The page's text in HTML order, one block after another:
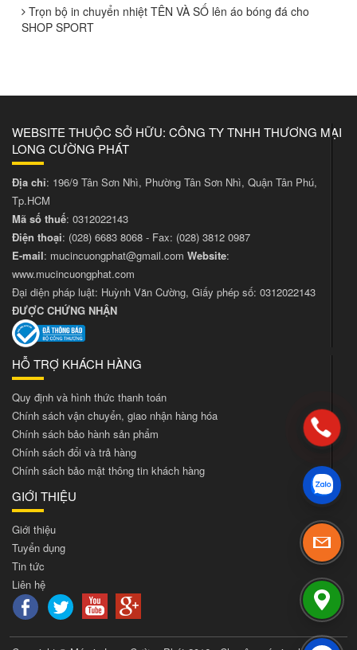
Trọn bộ in chuyển nhiệt TÊN VÀ SỐ lên áo bóng đá cho
SHOP SPORT
WEBSITE THUỘC SỞ HỮU: CÔNG TY TNHH THƯƠNG MẠI
LONG CƯỜNG PHÁT
Địa chỉ: 196/9 Tân Sơn Nhì, Phường Tân Sơn Nhì, Quận Tân Phú,
Tp.HCM
Mã số thuế: 0312022143
Điện thoại: (028) 6683 8068 - Fax: (028) 3812 0987
E-mail: mucincuongphat@gmail.com Website:
www.mucincuongphat.com
Đại diện pháp luật: Huỳnh Văn Cường, Giấy phép số: 0312022143
ĐƯỢC CHỨNG NHẬN
HỖ TRỢ KHÁCH HÀNG
Quy định và hình thức thanh toán
Chính sách vận chuyển, giao nhận hàng hóa
Chính sách bảo hành sản phẩm
Chính sách đổi và trả hàng
Chính sách bảo mật thông tin khách hàng
GIỚI THIỆU
Giới thiệu
Tuyển dụng
Tin tức
Liên hệ